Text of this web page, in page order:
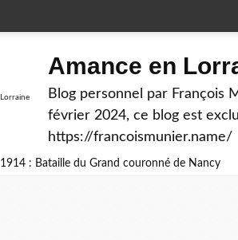
Amance en
Blog personnel par François
février 2024, ce blog est
https://francoismunier.name/
1914 : Bataille du Grand couronné de Nancy